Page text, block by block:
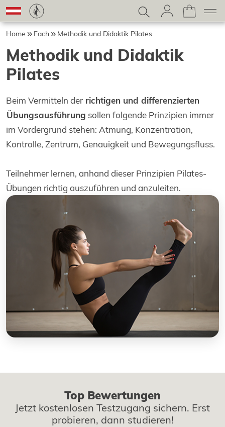
Home Fach Methodik und Didaktik Pilates
Methodik und Didaktik
Pilates
Beim Vermitteln der richtigen und differenzierten
Übungsausführung sollen folgende Prinzipien immer
im Vordergrund stehen: Atmung, Konzentration,
Kontrolle, Zentrum, Genauigkeit und Bewegungsfluss.
Teilnehmer lernen, anhand dieser Prinzipien Pilates-
Übungen richtig auszuführen und anzuleiten.
Top Bewertungen
Jetzt kostenlosen Testzugang sichern. Erst
probieren, dann studieren!